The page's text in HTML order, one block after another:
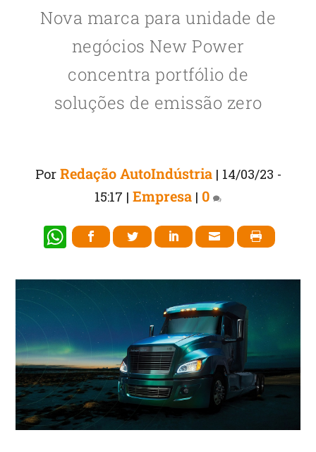
Nova marca para unidade de
negócios New Power
concentra portfólio de
soluções de emissão zero
Por Redação AutoIndústria| 14/03/23 -
15:17 | Empresa | 0
W
at
s
A
p
p